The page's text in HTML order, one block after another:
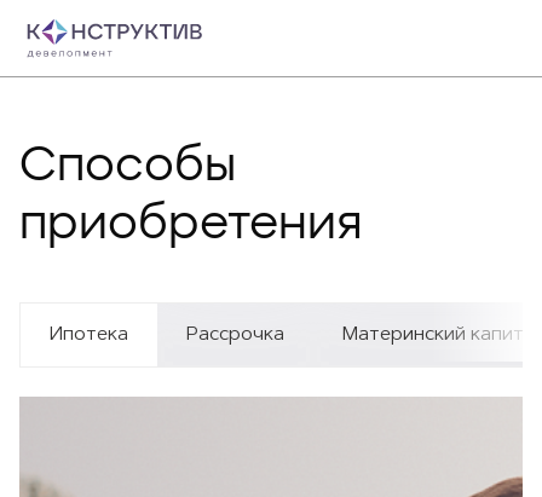
Способы
приобретения
Ипотека Рассрочка Материнский